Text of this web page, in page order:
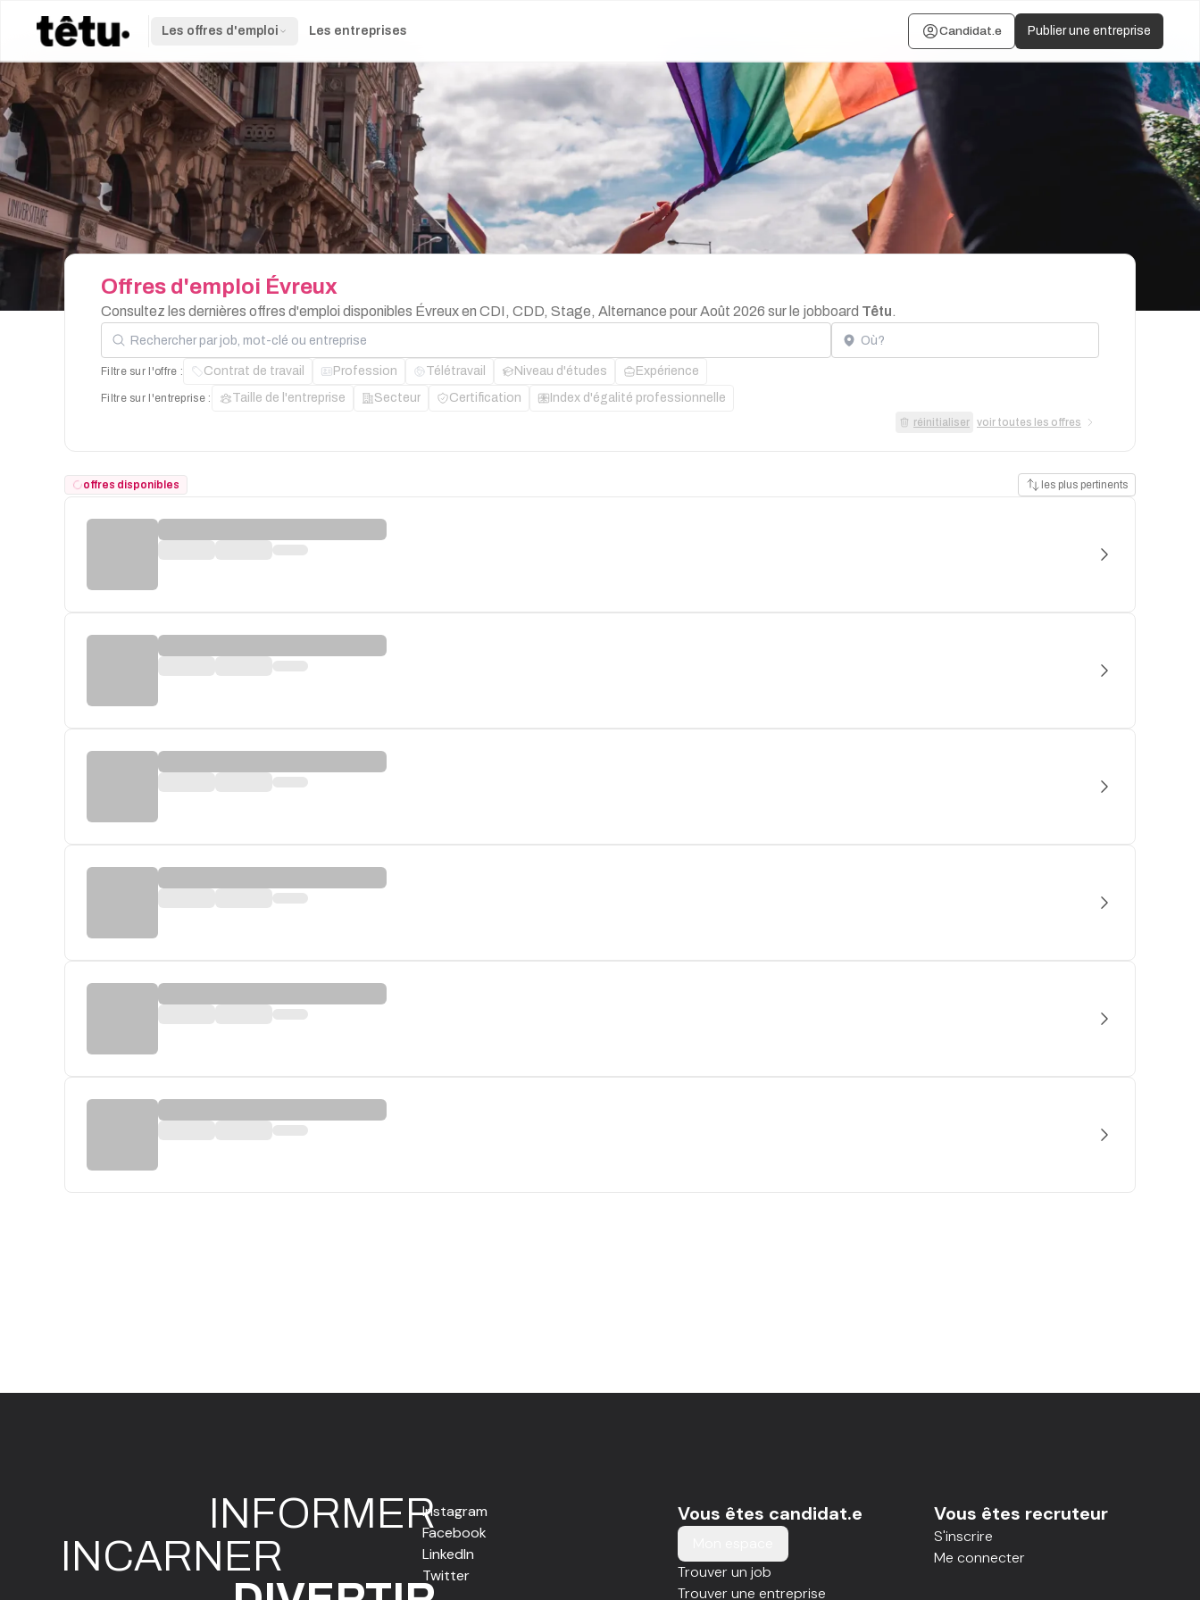
Les offres d'emploi Les entreprises Candidat.e Publier une entreprise
Offres d'emploi Évreux
Consultez les dernières offres d'emploi disponibles Évreux en CDI, CDD, Stage, Alternance pour Août 2026 sur le jobboard Têtu.
Rechercher par job, mot-clé ou entreprise Localisation
Filtre sur l'offre : Contrat de travail Profession Télétravail Niveau d'études Expérience
Filtre sur l'entreprise : Taille de l'entreprise Secteur Certification Index d'égalité professionnelle
réinitialiser voir toutes les offres
offres disponibles les plus pertinents
INFORMER
INCARNER
Instagram
Facebook
LinkedIn
Twitter
Vous êtes candidat.e
Trouver un job
Trouver une entreprise
Vous êtes recruteur
S'inscrire
Me connecter